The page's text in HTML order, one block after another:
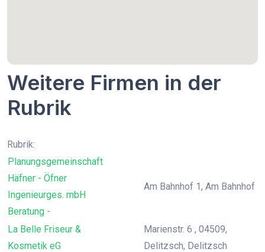
Weitere Firmen in der
Rubrik
Rubrik:
Planungsgemeinschaft
Häfner - Öfner
Ingenieurges. mbH
Beratung -
Am Bahnhof 1, Am Bahnhof
La Belle Friseur &
Kosmetik eG
Marienstr. 6 , 04509,
Delitzsch, Delitzsch